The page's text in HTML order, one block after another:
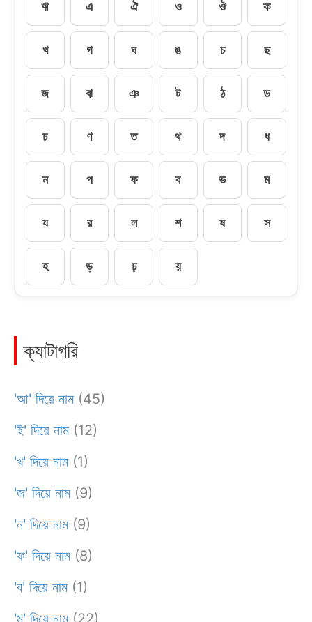
ঋ এ ঐ ও ঔ ক
খ গ ঘ ঙ চ ছ
জ ঝ ঞ ট ঠ ড
ঢ ণ ত থ দ ধ
ন প ফ ব ভ ম
য র ল শ ষ স
হ ড় ঢ় য়
ক্যাটাগরি
'আ' দিয়ে নাম(45)
'ই' দিয়ে নাম(12)
'খ' দিয়ে নাম(1)
'জ' দিয়ে নাম(9)
'ন' দিয়ে নাম(9)
'ফ' দিয়ে নাম(8)
'ব' দিয়ে নাম(1)